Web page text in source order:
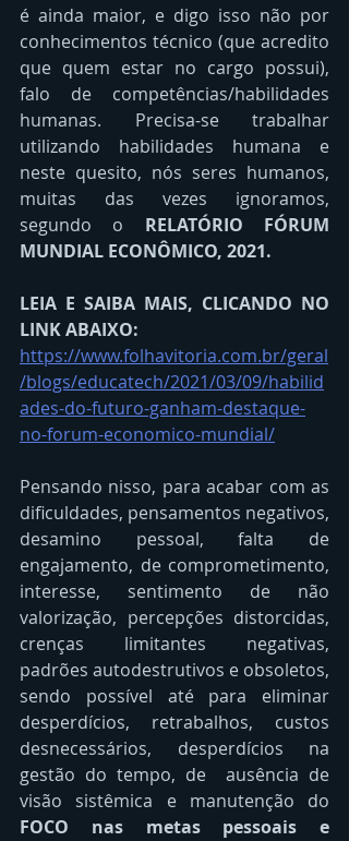
é ainda maior, e digo isso não por
conhecimentos técnico (que acredito
que quem estar no cargo possui),
falo de competências/habilidades
humanas. Precisa-se trabalhar
utilizando habilidades humana e
neste quesito, nós seres humanos,
muitas das vezes ignoramos,
segundo o RELATÓRIO FÓRUM
MUNDIAL ECONÔMICO, 2021.
LEIA E SAIBA MAIS, CLICANDO NO
LINK ABAIXO:
https://www.folhavitoria.com.br/geral
/blogs/educatech/2021/03/09/habilid
ades-do-futuro-ganham-destaque-
no-forum-economico-mundial/
Pensando nisso, para acabar com as
dificuldades, pensamentos negativos,
desamino pessoal, falta de
engajamento, de comprometimento,
interesse, sentimento de não
valorização, percepções distorcidas,
crenças limitantes negativas,
padrões autodestrutivos e obsoletos,
sendo possível até para eliminar
desperdícios, retrabalhos, custos
desnecessários, desperdícios na
gestão do tempo, de  ausência de
FOCO nas metas pessoais e